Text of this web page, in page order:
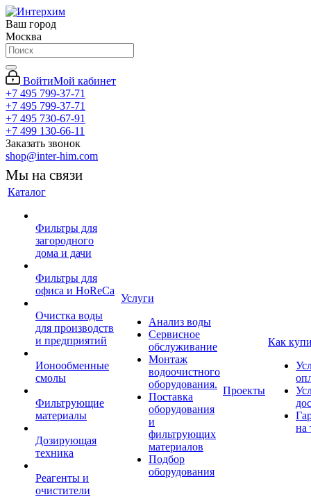
Ваш город
Москва
ВойтиМой кабинет
+7 495 799-37-71
+7 495 799-37-71
+7 495 730-67-91
+7 499 130-66-11
Заказать звонок
shop@inter-him.com
Мы на связи
Каталог
Фильтры для
загородного
дома и дачи
Фильтры для
офиса и HoReCa
Очистка воды
для производств
и предприятий
Ионообменные
смолы
Фильтрующие
материалы
Дозирующая
техника
Реагенты и
очистители
Услуги
Анализ воды
Сервисное
обслуживание
Монтаж
водоочистного
оборудования.
Поставка
оборудования
и
фильтрующих
материалов
Подбор
оборудования
Проекты
Как
на